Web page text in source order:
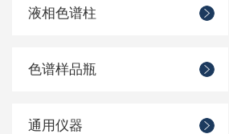
液相色谱柱
色谱样品瓶
通用仪器